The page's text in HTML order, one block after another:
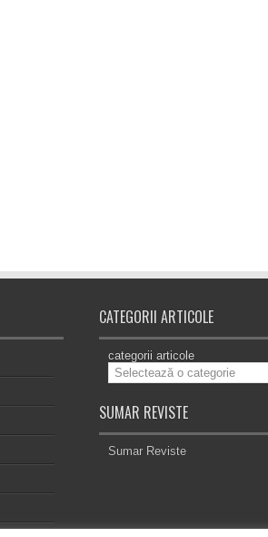
CATEGORII ARTICOLE
categorii articole
SUMAR REVISTE
Sumar Reviste